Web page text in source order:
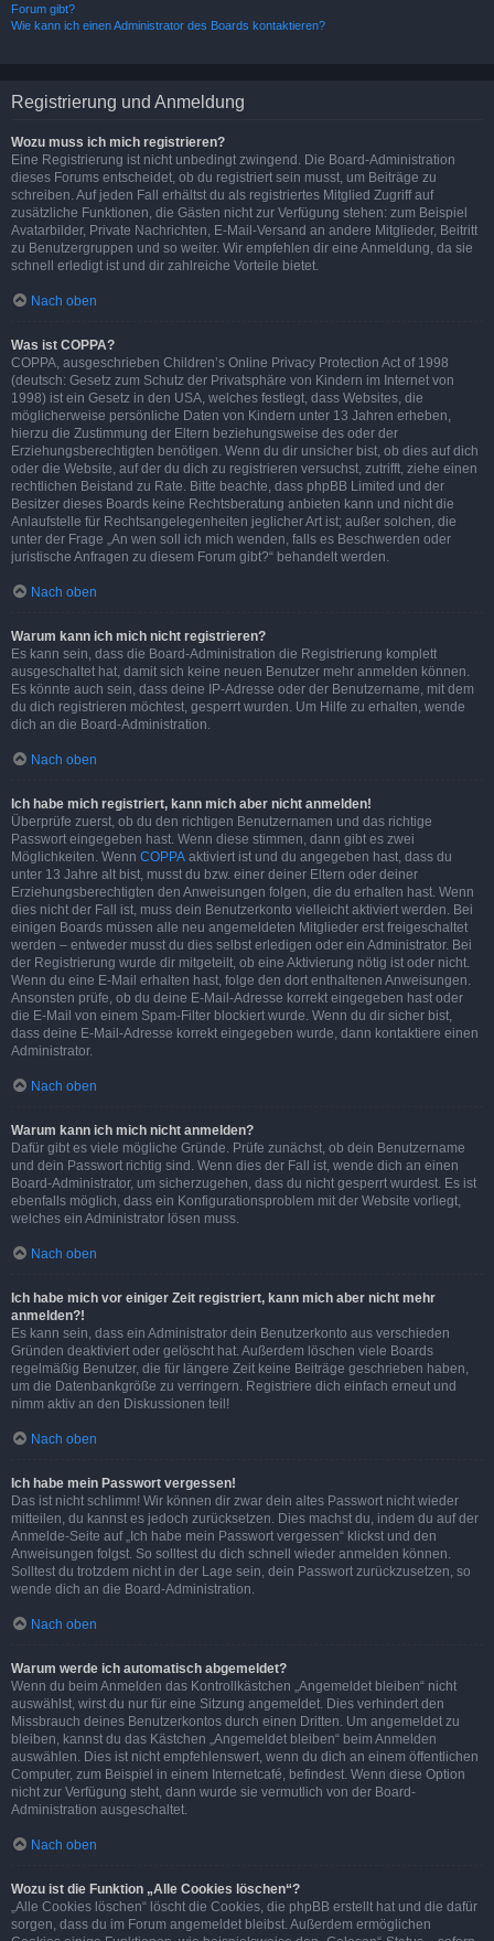
Forum gibt?
Wie kann ich einen Administrator des Boards kontaktieren?
Registrierung und Anmeldung
Wozu muss ich mich registrieren?
Eine Registrierung ist nicht unbedingt zwingend. Die Board-Administration
dieses Forums entscheidet, ob du registriert sein musst, um Beiträge zu
schreiben. Auf jeden Fall erhältst du als registriertes Mitglied Zugriff auf
zusätzliche Funktionen, die Gästen nicht zur Verfügung stehen: zum Beispiel
Avatarbilder, Private Nachrichten, E-Mail-Versand an andere Mitglieder, Beitritt
zu Benutzergruppen und so weiter. Wir empfehlen dir eine Anmeldung, da sie
schnell erledigt ist und dir zahlreiche Vorteile bietet.
Nach oben
Was ist COPPA?
COPPA, ausgeschrieben Children’s Online Privacy Protection Act of 1998
(deutsch: Gesetz zum Schutz der Privatsphäre von Kindern im Internet von
1998) ist ein Gesetz in den USA, welches festlegt, dass Websites, die
möglicherweise persönliche Daten von Kindern unter 13 Jahren erheben,
hierzu die Zustimmung der Eltern beziehungsweise des oder der
Erziehungsberechtigten benötigen. Wenn du dir unsicher bist, ob dies auf dich
oder die Website, auf der du dich zu registrieren versuchst, zutrifft, ziehe einen
rechtlichen Beistand zu Rate. Bitte beachte, dass phpBB Limited und der
Besitzer dieses Boards keine Rechtsberatung anbieten kann und nicht die
Anlaufstelle für Rechtsangelegenheiten jeglicher Art ist; außer solchen, die
unter der Frage „An wen soll ich mich wenden, falls es Beschwerden oder
juristische Anfragen zu diesem Forum gibt?“ behandelt werden.
Nach oben
Warum kann ich mich nicht registrieren?
Es kann sein, dass die Board-Administration die Registrierung komplett
ausgeschaltet hat, damit sich keine neuen Benutzer mehr anmelden können.
Es könnte auch sein, dass deine IP-Adresse oder der Benutzername, mit dem
du dich registrieren möchtest, gesperrt wurden. Um Hilfe zu erhalten, wende
dich an die Board-Administration.
Nach oben
Ich habe mich registriert, kann mich aber nicht anmelden!
Überprüfe zuerst, ob du den richtigen Benutzernamen und das richtige
Passwort eingegeben hast. Wenn diese stimmen, dann gibt es zwei
Möglichkeiten. Wenn COPPA aktiviert ist und du angegeben hast, dass du
unter 13 Jahre alt bist, musst du bzw. einer deiner Eltern oder deiner
Erziehungsberechtigten den Anweisungen folgen, die du erhalten hast. Wenn
dies nicht der Fall ist, muss dein Benutzerkonto vielleicht aktiviert werden. Bei
einigen Boards müssen alle neu angemeldeten Mitglieder erst freigeschaltet
werden – entweder musst du dies selbst erledigen oder ein Administrator. Bei
der Registrierung wurde dir mitgeteilt, ob eine Aktivierung nötig ist oder nicht.
Wenn du eine E-Mail erhalten hast, folge den dort enthaltenen Anweisungen.
Ansonsten prüfe, ob du deine E-Mail-Adresse korrekt eingegeben hast oder
die E-Mail von einem Spam-Filter blockiert wurde. Wenn du dir sicher bist,
dass deine E-Mail-Adresse korrekt eingegeben wurde, dann kontaktiere einen
Administrator.
Nach oben
Warum kann ich mich nicht anmelden?
Dafür gibt es viele mögliche Gründe. Prüfe zunächst, ob dein Benutzername
und dein Passwort richtig sind. Wenn dies der Fall ist, wende dich an einen
Board-Administrator, um sicherzugehen, dass du nicht gesperrt wurdest. Es ist
ebenfalls möglich, dass ein Konfigurationsproblem mit der Website vorliegt,
welches ein Administrator lösen muss.
Nach oben
Ich habe mich vor einiger Zeit registriert, kann mich aber nicht mehr
anmelden?!
Es kann sein, dass ein Administrator dein Benutzerkonto aus verschieden
Gründen deaktiviert oder gelöscht hat. Außerdem löschen viele Boards
regelmäßig Benutzer, die für längere Zeit keine Beiträge geschrieben haben,
um die Datenbankgröße zu verringern. Registriere dich einfach erneut und
nimm aktiv an den Diskussionen teil!
Nach oben
Ich habe mein Passwort vergessen!
Das ist nicht schlimm! Wir können dir zwar dein altes Passwort nicht wieder
mitteilen, du kannst es jedoch zurücksetzen. Dies machst du, indem du auf der
Anmelde-Seite auf „Ich habe mein Passwort vergessen“ klickst und den
Anweisungen folgst. So solltest du dich schnell wieder anmelden können.
Solltest du trotzdem nicht in der Lage sein, dein Passwort zurückzusetzen, so
wende dich an die Board-Administration.
Nach oben
Warum werde ich automatisch abgemeldet?
Wenn du beim Anmelden das Kontrollkästchen „Angemeldet bleiben“ nicht
auswählst, wirst du nur für eine Sitzung angemeldet. Dies verhindert den
Missbrauch deines Benutzerkontos durch einen Dritten. Um angemeldet zu
bleiben, kannst du das Kästchen „Angemeldet bleiben“ beim Anmelden
auswählen. Dies ist nicht empfehlenswert, wenn du dich an einem öffentlichen
Computer, zum Beispiel in einem Internetcafé, befindest. Wenn diese Option
nicht zur Verfügung steht, dann wurde sie vermutlich von der Board-
Administration ausgeschaltet.
Nach oben
Wozu ist die Funktion „Alle Cookies löschen“?
„Alle Cookies löschen“ löscht die Cookies, die phpBB erstellt hat und die dafür
sorgen, dass du im Forum angemeldet bleibst. Außerdem ermöglichen